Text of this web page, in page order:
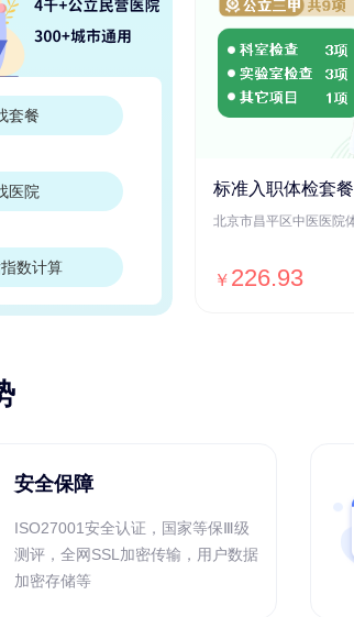
套餐
医院
数计算
标准入职体检套餐
￥ 226.93
安全保障
ISO27001安全认证，国家等保Ⅲ级
测评，全网SSL加密传输，用户数据
加密存储等